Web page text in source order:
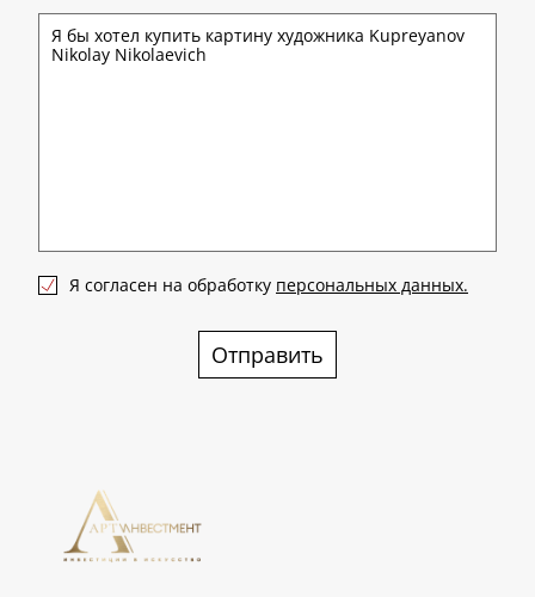
Я согласен на обработку персональных данных.
Отправить